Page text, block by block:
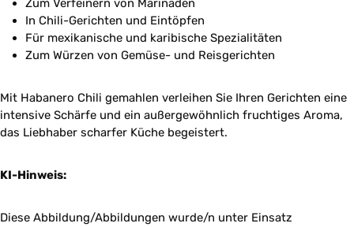
Zum Verfeinern von Marinaden
In Chili-Gerichten und Eintöpfen
Für mexikanische und karibische Spezialitäten
Zum Würzen von Gemüse- und Reisgerichten
Mit Habanero Chili gemahlen verleihen Sie Ihren Gerichten eine
intensive Schärfe und ein außergewöhnlich fruchtiges Aroma,
das Liebhaber scharfer Küche begeistert.
KI-Hinweis:
Diese Abbildung/Abbildungen wurde/n unter Einsatz